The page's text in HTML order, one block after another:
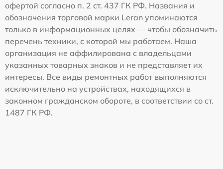
офертой согласно п. 2 ст. 437 ГК РФ. Названия и
обозначения торговой марки Leran упоминаются
только в информационных целях — чтобы обозначить
перечень техники, с которой мы работаем. Наша
организация не аффилирована с владельцами
указанных товарных знаков и не представляет их
интересы. Все виды ремонтных работ выполняются
исключительно на устройствах, находящихся в
законном гражданском обороте, в соответствии со ст.
1487 ГК РФ.